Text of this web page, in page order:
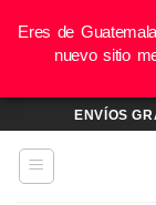
al
contenido
ENVÍOS
Eres de
nuevo sitio